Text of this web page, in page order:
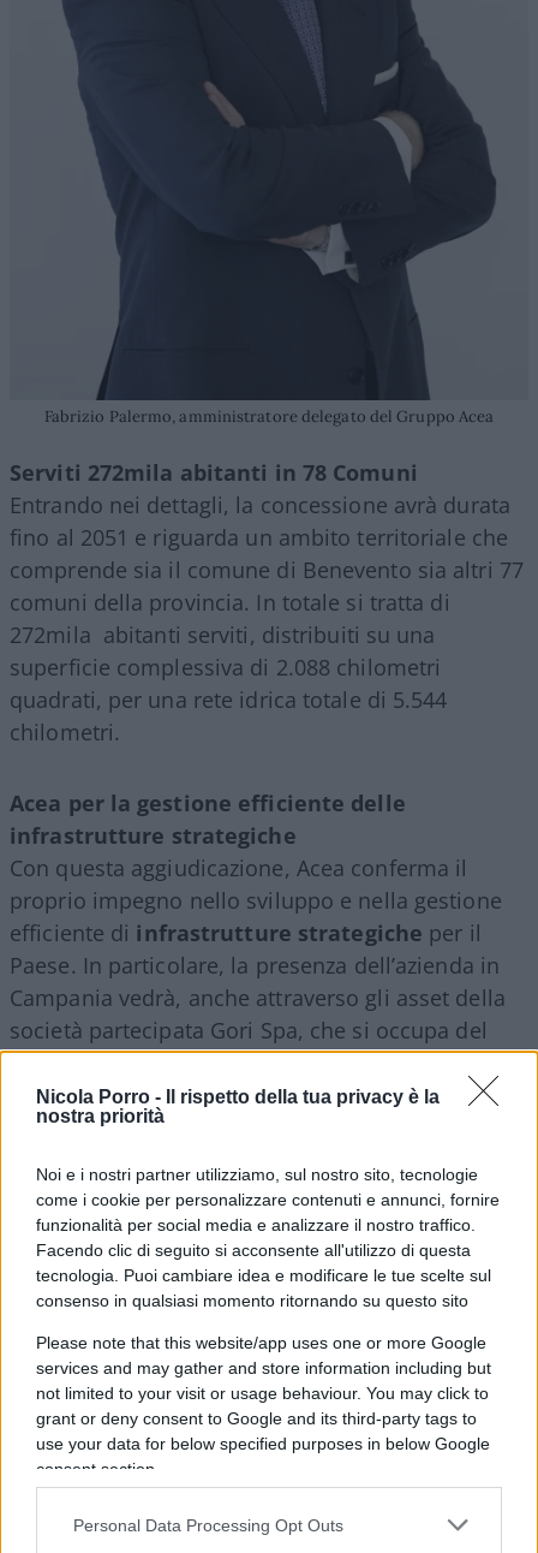
Nicola Porro -
Il rispetto della tua privacy è la
nostra priorità
Noi e i nostri partner utilizziamo, sul nostro sito, tecnologie
come i cookie per personalizzare contenuti e annunci, fornire
funzionalità per social media e analizzare il nostro traffico.
Facendo clic di seguito si acconsente all'utilizzo di questa
tecnologia. Puoi cambiare idea e modificare le tue scelte sul
consenso in qualsiasi momento ritornando su questo sito
Please note that this website/app uses one or more Google
services and may gather and store information including but
not limited to your visit or usage behaviour. You may click to
grant or deny consent to Google and its third-party tags to
use your data for below specified purposes in below Google
consent section.
Personal Data Processing Opt Outs
Fabrizio Palermo, amministratore delegato del Gruppo Acea
Serviti 272mila abitanti in 78 Comuni
Entrando nei dettagli, la concessione avrà durata
fino al 2051 e riguarda un ambito territoriale che
comprende sia il comune di Benevento sia altri 77
comuni della provincia. In totale si tratta di
272mila abitanti serviti, distribuiti su una
superficie complessiva di 2.088 chilometri
quadrati, per una rete idrica totale di 5.544
chilometri.
Acea per la gestione efficiente delle
infrastrutture strategiche
Con questa aggiudicazione, Acea conferma il
proprio impegno nello sviluppo e nella gestione
efficiente di infrastrutture strategiche per il
Paese. In particolare, la presenza dell’azienda in
Campania vedrà, anche attraverso gli asset della
società partecipata Gori Spa, che si occupa del
servizio idrico integrato dell’ambito distrettuale
Sarnese Vesuviano, la gestione complessiva di 153
comuni, 2.988 chilometri quadrati di territorio
raggiungere 1.667.601 abitanti.
Sannio Acque rappresenta un modello virtuoso di
collaborazione tra pubblico e privato, finalizzato a
orientata al futuro del servizio idrico, in linea con
le migliori pratiche del settore a livello nazionale e
internazionale.